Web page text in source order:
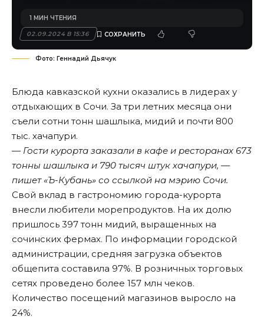
02.09.2024 В 15:36
1 МИН ЧТЕНИЯ
Фото: Геннадий Дьячук
Блюда кавказской кухни оказались в лидерах у
отдыхающих в Сочи. За три летних месяца они
съели сотни тонн шашлыка, мидий и почти 800
тыс. хачапури.
— Гости курорта заказали в кафе и ресторанах 673
тонны шашлыка и 790 тысяч штук хачапури, —
пишет «Ъ-Кубань» со ссылкой на мэрию Сочи.
Свой вклад в гастрономию города-курорта
внесли любители морепродуктов. На их долю
пришлось 397 тонн мидий, выращенных на
сочинских фермах. По информации городской
администрации, средняя загрузка объектов
общепита составила 97%. В розничных торговых
сетях проведено более 157 млн чеков.
Количество посещений магазинов выросло на
24%.